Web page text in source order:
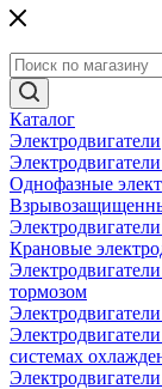
Каталог
Электродвигатели
Однофазные
Крановые
тормозом
системах